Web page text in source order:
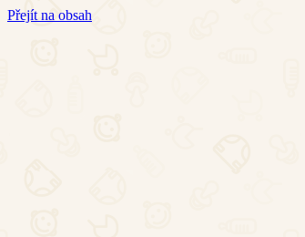
Přejít na obsah